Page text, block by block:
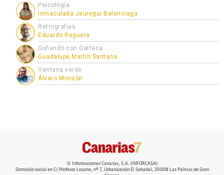
Psicología
Inmaculada Jauregui Balenciaga
Retrografías
Eduardo Reguera
Soñando con Gattaca
Guadalupe Martín Santana
Ventana verde
Álvaro Monzón
© Informaciones Canarias, S.A. (INFORCASA)
Domicilio social en C/ Profesor Lozano, nº 7, Urbanización El Sebadal, 35008 Las Palmas de Gran